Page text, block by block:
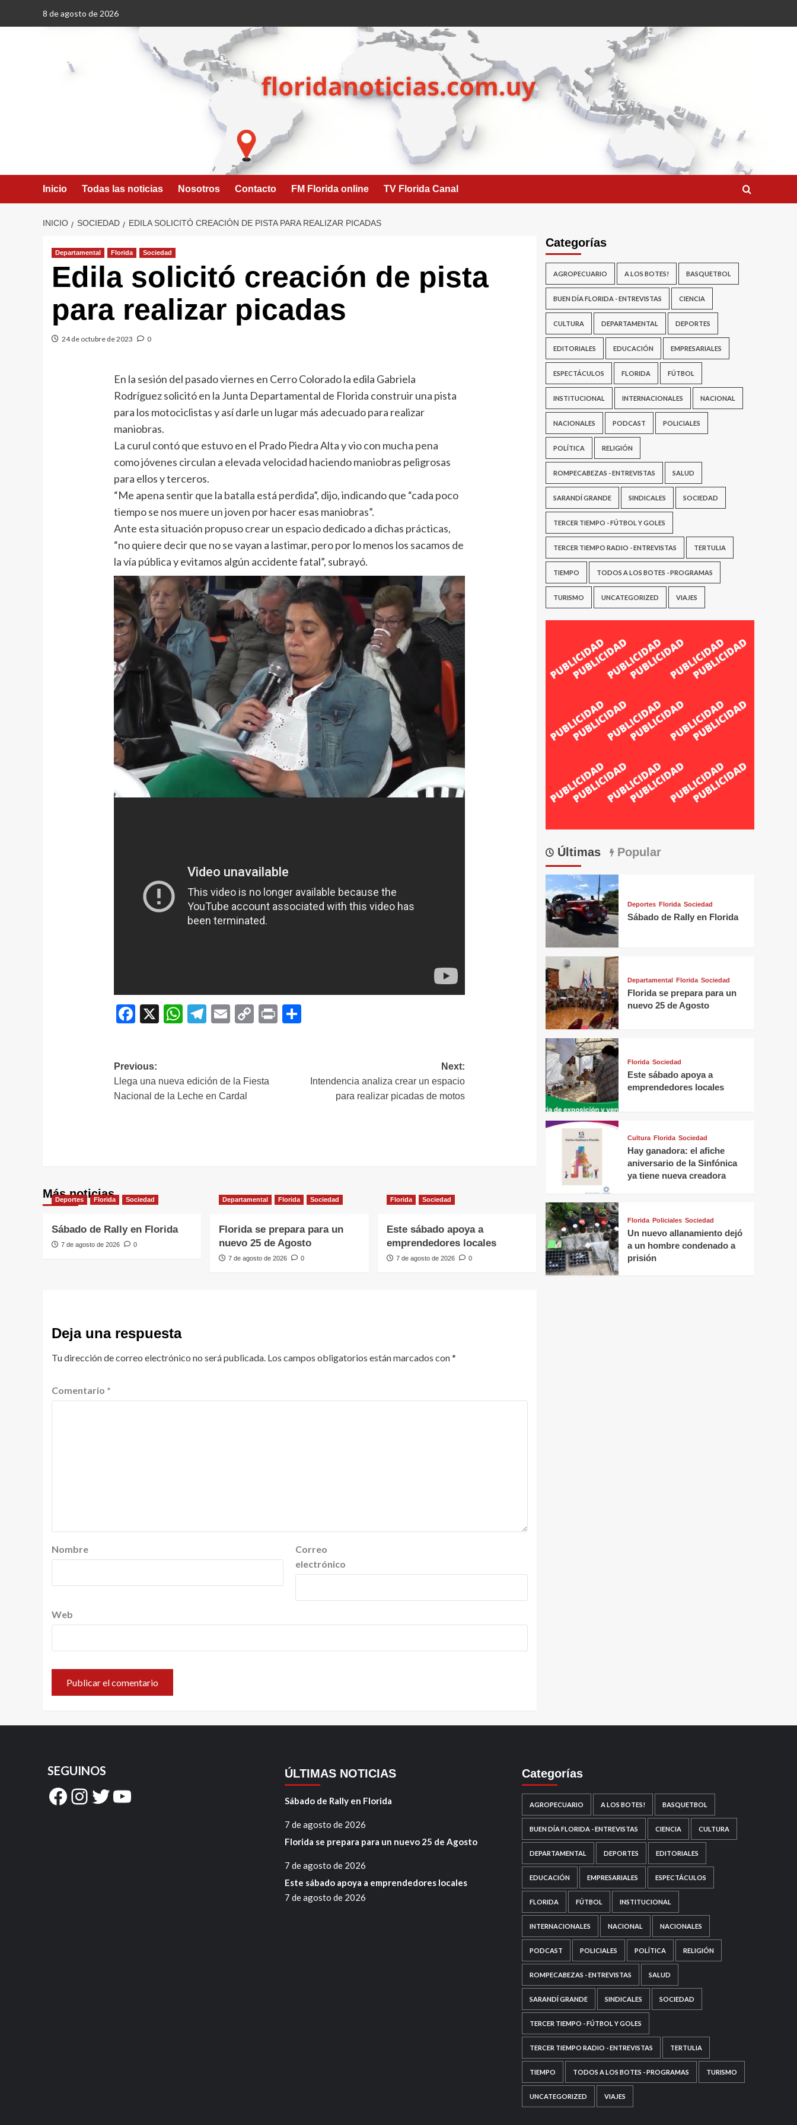
8 de agosto de 2026
Inicio Todas las noticias Nosotros Contacto FM Florida online TV Florida Canal
INICIO SOCIEDAD EDILA SOLICITÓ CREACIÓN DE PISTA PARA REALIZAR PICADAS
Departamental Florida Sociedad
Edila solicitó creación de pista
para realizar picadas
24 de octubre de 2023 0
En la sesión del pasado viernes en Cerro Colorado la edila Gabriela
Rodríguez solicitó en la Junta Departamental de Florida construir una pista
para los motociclistas y así darle un lugar más adecuado para realizar
maniobras.
La curul contó que estuvo en el Prado Piedra Alta y vio con mucha pena
como jóvenes circulan a elevada velocidad haciendo maniobras peligrosas
para ellos y terceros.
“Me apena sentir que la batalla está perdida”, dijo, indicando que “cada poco
tiempo se nos muere un joven por hacer esas maniobras”.
Ante esta situación propuso crear un espacio dedicado a dichas prácticas,
“no quiere decir que no se vayan a lastimar, pero por lo menos los sacamos de
la vía pública y evitamos algún accidente fatal”, subrayó.
Facebook
X WhatsApp
Telegram
EmailCopyPrint
Navegación
de
Previous:
Llega una nueva edición de la Fiesta
Nacional de la Leche en Cardal
Next:
Intendencia analiza crear un espacio
para realizar picadas de motos
Más noticias
Deportes Florida Sociedad
Sábado de Rally en Florida
7 de agosto de 2026 0
Departamental Florida Sociedad
Florida se prepara para un
nuevo 25 de Agosto
7 de agosto de 2026 0
Florida Sociedad
Este sábado apoya a
emprendedores locales
7 de agosto de 2026 0
Deja una respuesta
Tu dirección de correo electrónico no será publicada. Los campos obligatorios están marcados con*
Comentario *
Nombre
Correo
electrónico
Web
Categorías
AGROPECUARIO A LOS BOTES! BASQUETBOL
BUEN DÍA FLORIDA - ENTREVISTAS CIENCIA
CULTURA DEPARTAMENTAL DEPORTES
EDITORIALES EDUCACIÓN EMPRESARIALES
ESPECTÁCULOS FLORIDA FÚTBOL
INSTITUCIONAL INTERNACIONALES NACIONAL
NACIONALES PODCAST POLICIALES
POLÍTICA RELIGIÓN
ROMPECABEZAS - ENTREVISTAS SALUD
SARANDÍ GRANDE SINDICALES SOCIEDAD
TERCER TIEMPO - FÚTBOL Y GOLES
TERCER TIEMPO RADIO - ENTREVISTAS TERTULIA
TIEMPO TODOS A LOS BOTES - PROGRAMAS
TURISMO UNCATEGORIZED VIAJES
Últimas Popular
Deportes Florida Sociedad
Sábado de Rally en Florida
Departamental Florida Sociedad
Florida se prepara para un
nuevo 25 de Agosto
Florida Sociedad
Este sábado apoya a
emprendedores locales
Cultura Florida Sociedad
Hay ganadora: el afiche
aniversario de la Sinfónica
ya tiene nueva creadora
Florida Policiales Sociedad
Un nuevo allanamiento dejó
a un hombre condenado a
prisión
SEGUINOS
Facebook
Instagram
Twitter
YouTube
ÚLTIMAS NOTICIAS
Sábado de Rally en Florida
7 de agosto de 2026
Florida se prepara para un nuevo 25 de Agosto
7 de agosto de 2026
Este sábado apoya a emprendedores locales
7 de agosto de 2026
Categorías
AGROPECUARIO A LOS BOTES! BASQUETBOL
BUEN DÍA FLORIDA - ENTREVISTAS CIENCIA CULTURA
DEPARTAMENTAL DEPORTES EDITORIALES
EDUCACIÓN EMPRESARIALES ESPECTÁCULOS
FLORIDA FÚTBOL INSTITUCIONAL
INTERNACIONALES NACIONAL NACIONALES
PODCAST POLICIALES POLÍTICA RELIGIÓN
ROMPECABEZAS - ENTREVISTAS SALUD
SARANDÍ GRANDE SINDICALES SOCIEDAD
TERCER TIEMPO - FÚTBOL Y GOLES
TERCER TIEMPO RADIO - ENTREVISTAS TERTULIA
TIEMPO TODOS A LOS BOTES - PROGRAMAS TURISMO
UNCATEGORIZED VIAJES